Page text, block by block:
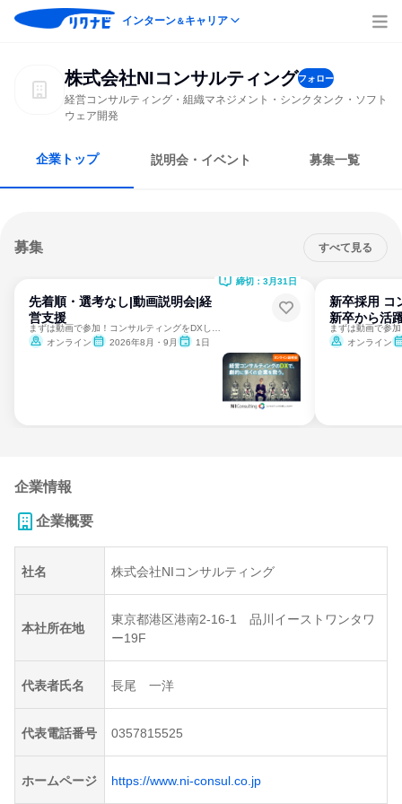
インターン＆キャリア
株式会社NIコンサルティングフォロー
経営コンサルティング・組織マネジメント・シンクタンク・ソフト
ウェア開発
企業トップ 説明会・イベント 募集一覧
募集 すべて見る
先着順・選考なし|動画説明会|経
営支援
オンライン
2026年8月・9月 1日
締切：3月31日
新卒採用 コ
新卒から活
オンライン
企業情報
企業概要
社名 株式会社NIコンサルティング
本社所在地
東京都港区港南2-16-1 品川イーストワンタワ
ー19F
代表者氏名 長尾 一洋
代表電話番号 0357815525
ホームページ https://www.ni-consul.co.jp